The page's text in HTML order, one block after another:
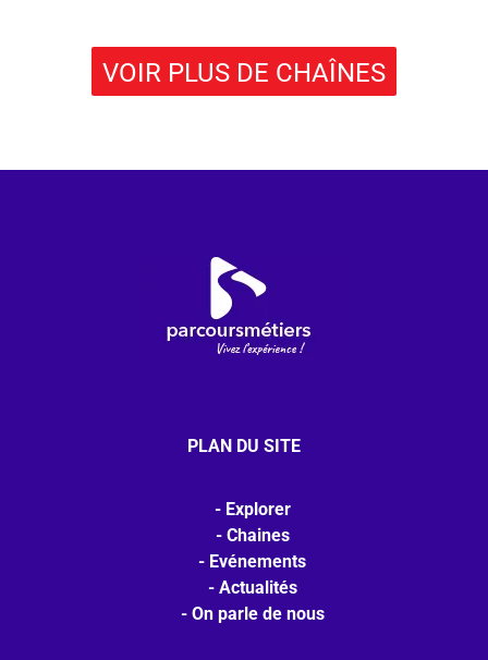
VOIR PLUS DE CHAÎNES
PLAN DU SITE
Explorer
Chaines
Evénements
Actualités
On parle de nous